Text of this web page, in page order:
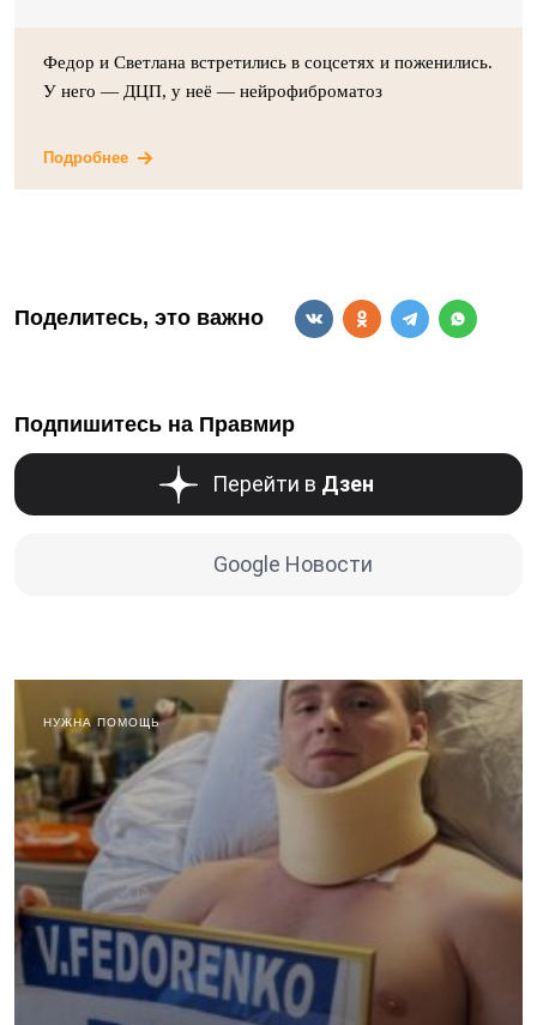
Федор и Светлана встретились в соцсетях и поженились.
У него — ДЦП, у неё — нейрофиброматоз
Подробнее
Поделитесь, это важно
Подпишитесь на Правмир
Перейти в Дзен
Google Новости
НУЖНА ПОМОЩЬ